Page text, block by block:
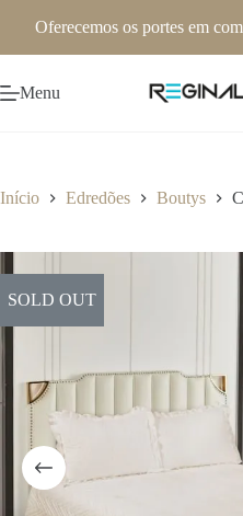
Oferecemos os portes em
Menu
Início Edredões Boutys
SOLD OUT